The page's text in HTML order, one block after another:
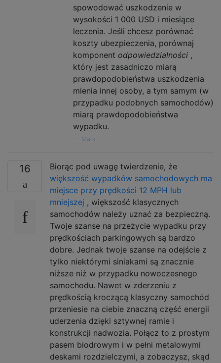
spowodować uszkodzenie w
wysokości 1 000 USD i miesiące
leczenia. Jeśli chcesz porównać
koszty ubezpieczenia, porównaj
komponent odpowiedzialności ,
który jest zasadniczo miarą
prawdopodobieństwa uszkodzenia
mienia innej osoby, a tym samym (w
przypadku podobnych samochodów)
miarą prawdopodobieństwa
wypadku.
Mark
16
Biorąc pod uwagę twierdzenie, że
większość wypadków samochodowych ma
miejsce przy prędkości 12 MPH lub
mniejszej , większość klasycznych
samochodów należy uznać za bezpieczną.
Twoje szanse na przeżycie wypadku przy
prędkościach parkingowych są bardzo
dobre. Jednak twoje szanse na odejście z
tylko niektórymi siniakami są znacznie
niższe niż w przypadku nowoczesnego
samochodu. Nawet w zderzeniu z
prędkością kroczącą klasyczny samochód
przeniesie na ciebie znaczną część energii
uderzenia dzięki sztywnej ramie i
konstrukcji nadwozia. Połącz to z prostym
pasem biodrowym i w pełni metalowymi
deskami rozdzielczymi, a zobaczysz, skąd